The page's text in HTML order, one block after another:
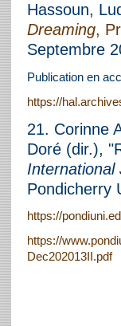
Hassoun,
Dreaming,
Septembre
Publication en
https://
21. Corinne
Doré (dir.),
International
Pondicherry
https://
https://
Dec202013II.pdf